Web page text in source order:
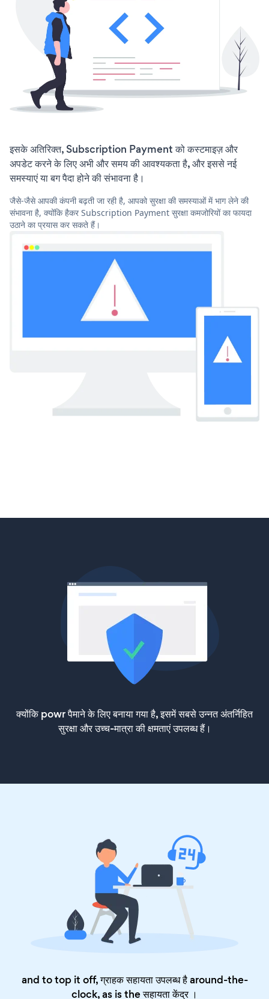
इसके अतिरिक्त, Subscription Payment को कस्टमाइज़ और
अपडेट करने के लिए अभी और समय की आवश्यकता है, और इससे नई
समस्याएं या बग पैदा होने की संभावना है।
जैसे-जैसे आपकी कंपनी बढ़ती जा रही है, आपको सुरक्षा की समस्याओं में भाग लेने की
संभावना है, क्योंकि हैकर Subscription Payment सुरक्षा कमजोरियों का फायदा
उठाने का प्रयास कर सकते हैं।
क्योंकि powr पैमाने के लिए बनाया गया है, इसमें सबसे उन्नत अंतर्निहित
सुरक्षा और उच्च-मात्रा की क्षमताएं उपलब्ध हैं।
and to top it off, ग्राहक सहायता उपलब्ध है around-the-
clock, as is theसहायता केंद्र।